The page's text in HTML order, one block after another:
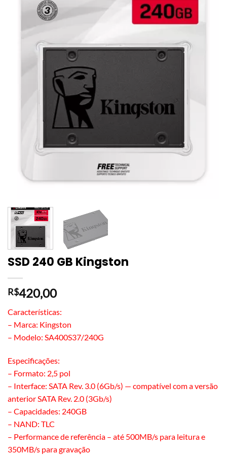
SSD 240 GB Kingston
R$420,00
Características:
– Marca: Kingston
– Modelo: SA400S37/240G
Especificações:
– Formato: 2,5 pol
– Interface: SATA Rev. 3.0 (6Gb/s) — compatível com a versão
anterior SATA Rev. 2.0 (3Gb/s)
– Capacidades: 240GB
– NAND: TLC
– Performance de referência – até 500MB/s para leitura e
350MB/s para gravação